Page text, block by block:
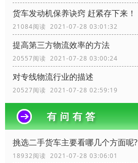
货车发动机保养诀窍 赶紧存下来！
21084阅读 2021-07-28 03:01:32
提高第三方物流效率的方法
20557阅读 2021-07-28 03:00:24
对专线物流行业的描述
20527阅读 2021-07-28 02:59:19
挑选二手货车主要看哪几个方面呢?
18932阅读 2021-07-28 03:06:01